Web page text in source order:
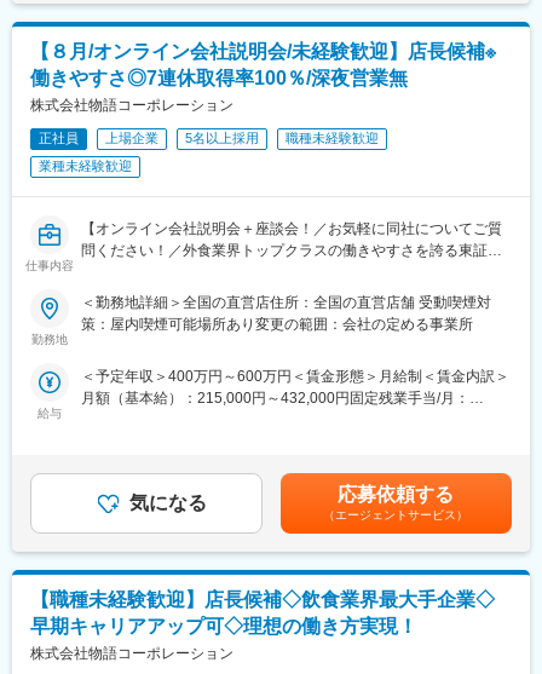
■レインボー休暇制度
休暇取得率は（昨年度実績）98.7％！店長から取得するよう促す
ので、取りづらい雰囲気はございません。年2回取得可能で充実し
た長期連休を過ごせるように、賞与とは別でレインボー休暇支援
金が支給されました。(業績による)
変更の範囲：会社の定める業務
店長への昇格は最短4か月、エリアマネージャーにも最短11ヶ月
で昇格している方がいます。頑張りがしっかり認められる企業で
す。
・店長最低年収は560万、平均年収は620万とご自身の頑張りが収
・店舗社員の平均残業時間は13.7時間、全社的にも残業時間は18
時間と働き方の整備にも業界をリード！
上記背景により離職率は15.3%と低いです！
心です！
教育専門部門「物語アカデミー」で毎月研修を行っています。30
サポートしています。
います。日常的にアイデアに対する返信、誕生日メッセージなど
が飛び交い、社長から直接返信が返ってくることも。風通し良く
全社員が経営に参加できます。
■レインボー休暇制度(7連休)
が多いから、「店長から取得するように」とお願いしています。
今年度から年2回取れるようになり、前期は充実した長期連休を過
ごせるように、賞与とは別でレインボー休暇支援金が支給されま
【８月/オンライン会社説明会/未経験歓迎】店長候補※
働きやすさ◎7連休取得率100％/深夜営業無
株式会社物語コーポレーション
正社員 上場企業 5名以上採用
職種未経験歓迎
業種未経験歓迎
仕事内容
【オンライン会社説明会＋座談会！／お気軽に同社についてご質
問ください！／外食業界トップクラスの働きやすさを誇る東証プ
■応募要件を満たす方で、こんな方は是非ご参加ください！！
・飲食業にやりがいを感じ、成果も残しているが、外食業界に不
・外食業界への志望は低いが興味を持っている、人の成長に喜び
を感じ、マネジメントスキルを磨きたい方
時で検討可能と柔軟に調整させていただきますので、気兼ねなく
ご応募いただけますと幸いです。
・8月10日 13時～14時
・8月19日 13時～14時
・8月25日 13時～14時
■参加方法：
こちらの求人の応募ボタンを押下頂くと当日のURLをご案内しま
す（当説明会は応募意思不問ですので、正式に応募するかどうか
勤務地
＜勤務地詳細＞全国の直営店住所：全国の直営店舗 受動喫煙対
策：屋内喫煙可能場所あり変更の範囲：会社の定める事業所
給与
＜予定年収＞400万円～600万円＜賃金形態＞月給制＜賃金内訳＞
月額（基本給）：215,000円～432,000円固定残業手当/月：
級：年1回■賞与：年2回（6月、12月）※2020年度実績：通年基本
給4箇月分■モデル年収：店長年収560～650万※家族手当あり（配
偶者手当1万円/月、子供手当一人につき5000円/月）賃金はあくま
でも目安の金額であり、選考を通じて上下する可能性がありま
す。月給(月額)は固定手当を含めた表記です。
気になる 応募依頼する
（エージェントサービス）
【職種未経験歓迎】店長候補◇飲食業界最大手企業◇
早期キャリアアップ可◇理想の働き方実現！
株式会社物語コーポレーション